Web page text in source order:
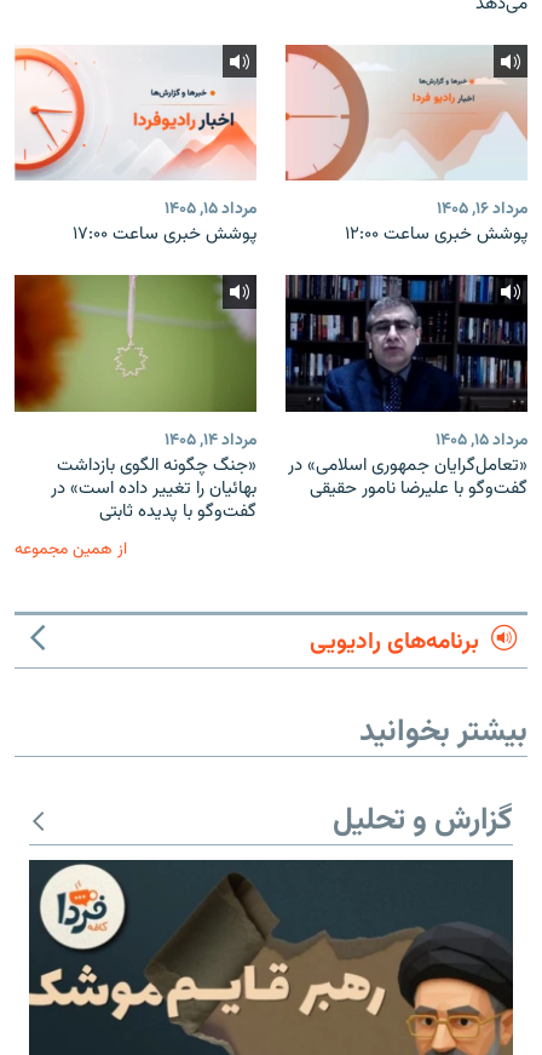
مرداد ۱۶, ۱۴۰۵
پوشش خبری ساعت ۱۲:۰۰
مرداد ۱۵, ۱۴۰۵
پوشش خبری ساعت ۱۷:۰۰
مرداد ۱۵, ۱۴۰۵
«تعامل‌گرایان جمهوری اسلامی» در
گفت‌وگو با علیرضا نامور حقیقی
مرداد ۱۴, ۱۴۰۵
«جنگ چگونه الگوی بازداشت
بهائیان را تغییر داده است» در
گفت‌وگو با پدیده ثابتی
از همین مجموعه
برنامه‌های رادیویی
بیشتر بخوانید
گزارش و تحلیل